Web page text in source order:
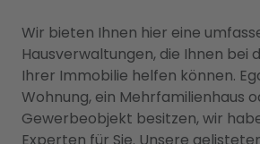
Wir bieten Ihnen hier eine
Hausverwaltungen, die Ihnen bei
Ihrer Immobilie helfen können.
Wohnung, ein Mehrfamilienhaus
Gewerbeobjekt besitzen, wir